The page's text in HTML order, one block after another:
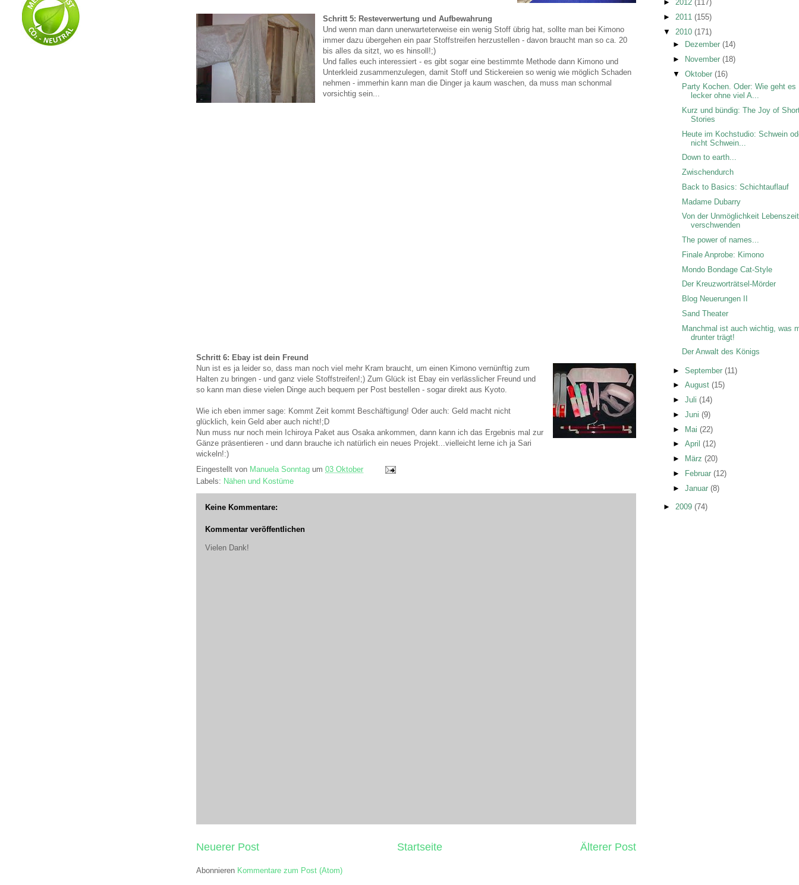
Schritt 5: Resteverwertung und Aufbewahrung
Und wenn man dann unerwarteterweise ein wenig Stoff übrig hat, sollte man bei Kimono
immer dazu übergehen ein paar Stoffstreifen herzustellen - davon braucht man so ca. 20
bis alles da sitzt, wo es hinsoll!;)
Und falles euch interessiert - es gibt sogar eine bestimmte Methode dann Kimono und
Unterkleid zusammenzulegen, damit Stoff und Stickereien so wenig wie möglich Schaden
nehmen - immerhin kann man die Dinger ja kaum waschen, da muss man schonmal
vorsichtig sein...
Schritt 6: Ebay ist dein Freund
Nun ist es ja leider so, dass man noch viel mehr Kram braucht, um einen Kimono vernünftig zum
Halten zu bringen - und ganz viele Stoffstreifen!;) Zum Glück ist Ebay ein verlässlicher Freund und
so kann man diese vielen Dinge auch bequem per Post bestellen - sogar direkt aus Kyoto.
Wie ich eben immer sage: Kommt Zeit kommt Beschäftigung! Oder auch: Geld macht nicht
glücklich, kein Geld aber auch nicht!;D
Nun muss nur noch mein Ichiroya Paket aus Osaka ankommen, dann kann ich das Ergebnis mal zur
Gänze präsentieren - und dann brauche ich natürlich ein neues Projekt...vielleicht lerne ich ja Sari
wickeln!:)
Eingestellt von Manuela Sonntag um 03 Oktober
Labels: Nähen und Kostüme
Keine Kommentare:
Kommentar veröffentlichen
Vielen Dank!
Neuerer Post Älterer Post
Startseite
Abonnieren Kommentare zum Post (Atom)
► 2012 (117)
► 2011 (155)
▼ 2010 (171)
►
Dezember (14)
►
November (18)
▼ Oktober (16)
Party Kochen. Oder: Wie geht es
lecker ohne viel A...
Kurz und bündig: The Joy of
Stories
Heute im Kochstudio: Schwein
nicht Schwein...
Down to earth...
Zwischendurch
Back to Basics: Schichtauflauf
Madame Dubarry
Von der Unmöglichkeit
verschwenden
The power of names...
Finale Anprobe: Kimono
Mondo Bondage Cat-Style
Der Kreuzworträtsel-Mörder
Blog Neuerungen II
Sand Theater
Manchmal ist auch wichtig, was
drunter trägt!
Der Anwalt des Königs
► September (11)
► August (15)
► Juli (14)
► Juni (9)
► Mai (22)
► April (12)
►
März (20)
►
Februar (12)
► Januar (8)
► 2009 (74)